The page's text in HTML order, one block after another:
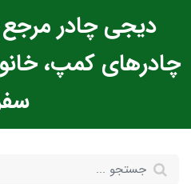
دیجی چادر
چادرهای کمپ،